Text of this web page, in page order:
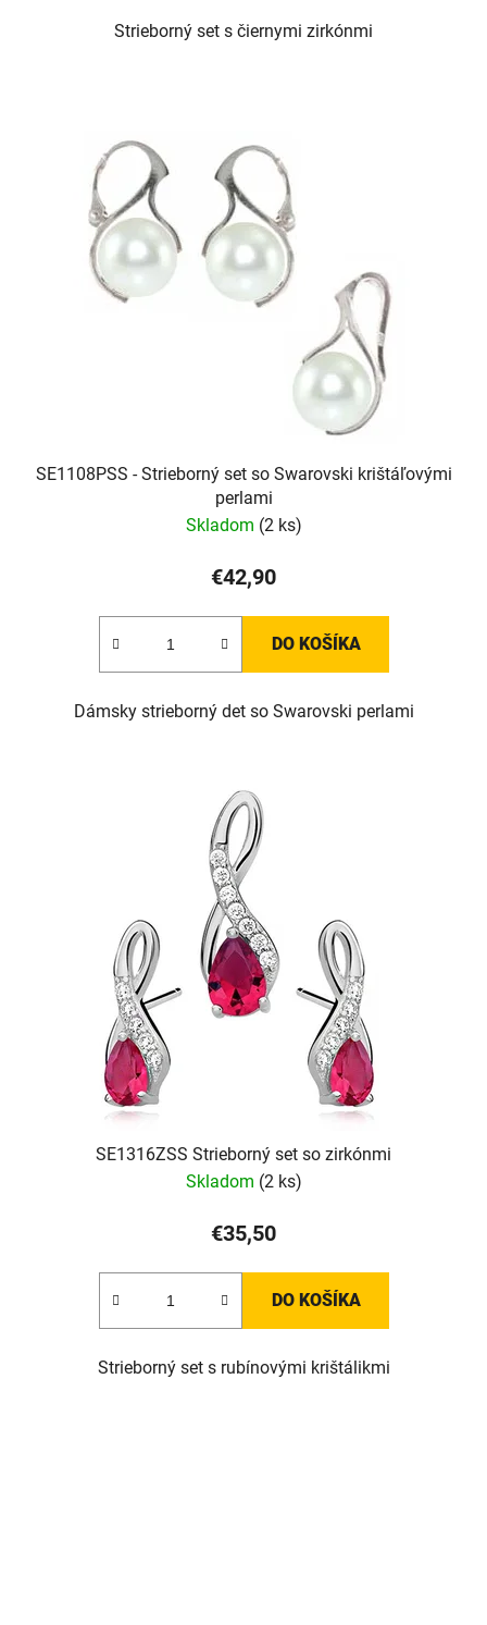
Strieborný set s čiernymi zirkónmi
SE1108PSS - Strieborný set so Swarovski krištáľovými
perlami
Skladom (2 ks)
€42,90
DO KOŠÍKA
Dámsky strieborný det so Swarovski perlami
SE1316ZSS Strieborný set so zirkónmi
Skladom (2 ks)
€35,50
DO KOŠÍKA
Strieborný set s rubínovými krištálikmi